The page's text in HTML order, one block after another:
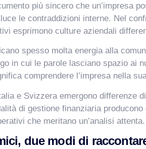
più sincero che un’impresa
le contraddizioni interne. Nel
esprimono culture aziendali
spesso molta energia alla
in cui le parole lasciano spazio ai
comprendere l’impresa nella
e Svizzera emergono differenze
di gestione finanziaria
che meritano un’analisi attenta.
due modi di